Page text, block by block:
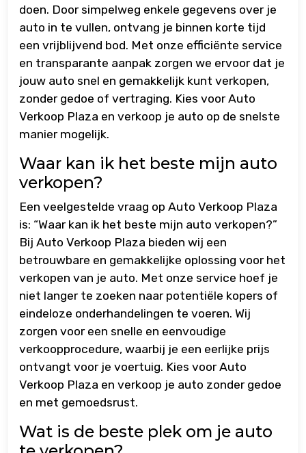
doen. Door simpelweg enkele gegevens over je
auto in te vullen, ontvang je binnen korte tijd
een vrijblijvend bod. Met onze efficiënte service
en transparante aanpak zorgen we ervoor dat je
jouw auto snel en gemakkelijk kunt verkopen,
zonder gedoe of vertraging. Kies voor Auto
Verkoop Plaza en verkoop je auto op de snelste
manier mogelijk.
Waar kan ik het beste mijn auto
verkopen?
Een veelgestelde vraag op Auto Verkoop Plaza
is: “Waar kan ik het beste mijn auto verkopen?”
Bij Auto Verkoop Plaza bieden wij een
betrouwbare en gemakkelijke oplossing voor het
verkopen van je auto. Met onze service hoef je
niet langer te zoeken naar potentiële kopers of
eindeloze onderhandelingen te voeren. Wij
zorgen voor een snelle en eenvoudige
verkoopprocedure, waarbij je een eerlijke prijs
ontvangt voor je voertuig. Kies voor Auto
Verkoop Plaza en verkoop je auto zonder gedoe
en met gemoedsrust.
Wat is de beste plek om je auto